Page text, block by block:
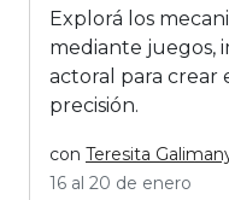
Explorá los
mediante juegos,
actoral para crear
precisión.
con Teresita
16 al 20 de enero